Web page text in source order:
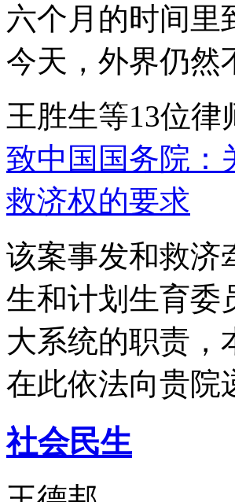
六个月的时间里
今天，外界仍然
王胜生等13位律
致中国国务院：
救济权的要求
该案事发和救济
生和计划生育委
大系统的职责，
在此依法向贵院
社会民生